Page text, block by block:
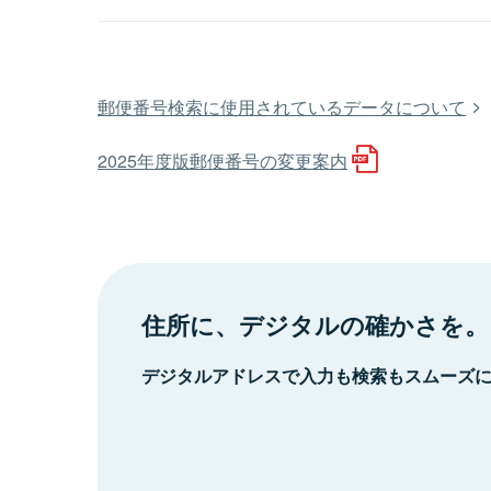
郵便番号検索に使用されているデータについて
2025年度版郵便番号の変更案内
住所に、デジタルの確かさを。
デジタルアドレスで入力も検索もスムーズ